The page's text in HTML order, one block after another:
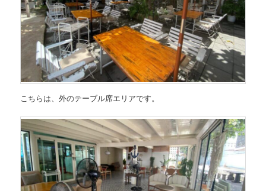
こちらは、外のテーブル席エリアです。